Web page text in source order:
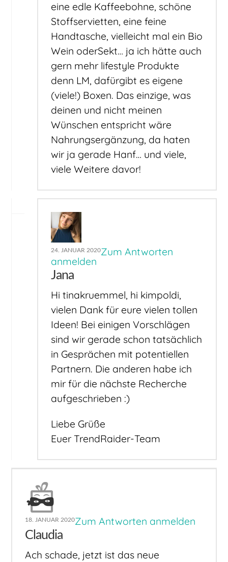
eine edle Kaffeebohne, schöne
Stoffservietten, eine feine
Handtasche, vielleicht mal ein Bio
Wein oderSekt… ja ich hätte auch
gern mehr lifestyle Produkte
denn LM, dafürgibt es eigene
(viele!) Boxen. Das einzige, was
deinen und nicht meinen
Wünschen entspricht wäre
Nahrungsergänzung, da haten
wir ja gerade Hanf… und viele,
viele Weitere davor!
24. JANUAR 2020Zum Antworten
anmelden
Jana
Hi tinakruemmel, hi kimpoldi,
vielen Dank für eure vielen tollen
Ideen! Bei einigen Vorschlägen
sind wir gerade schon tatsächlich
in Gesprächen mit potentiellen
Partnern. Die anderen habe ich
mir für die nächste Recherche
aufgeschrieben :)
Liebe Grüße
Euer TrendRaider-Team
18. JANUAR 2020Zum Antworten anmelden
Claudia
Ach schade, jetzt ist das neue